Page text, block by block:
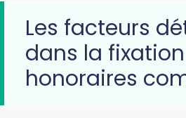
Les facteurs
dans la
honoraires